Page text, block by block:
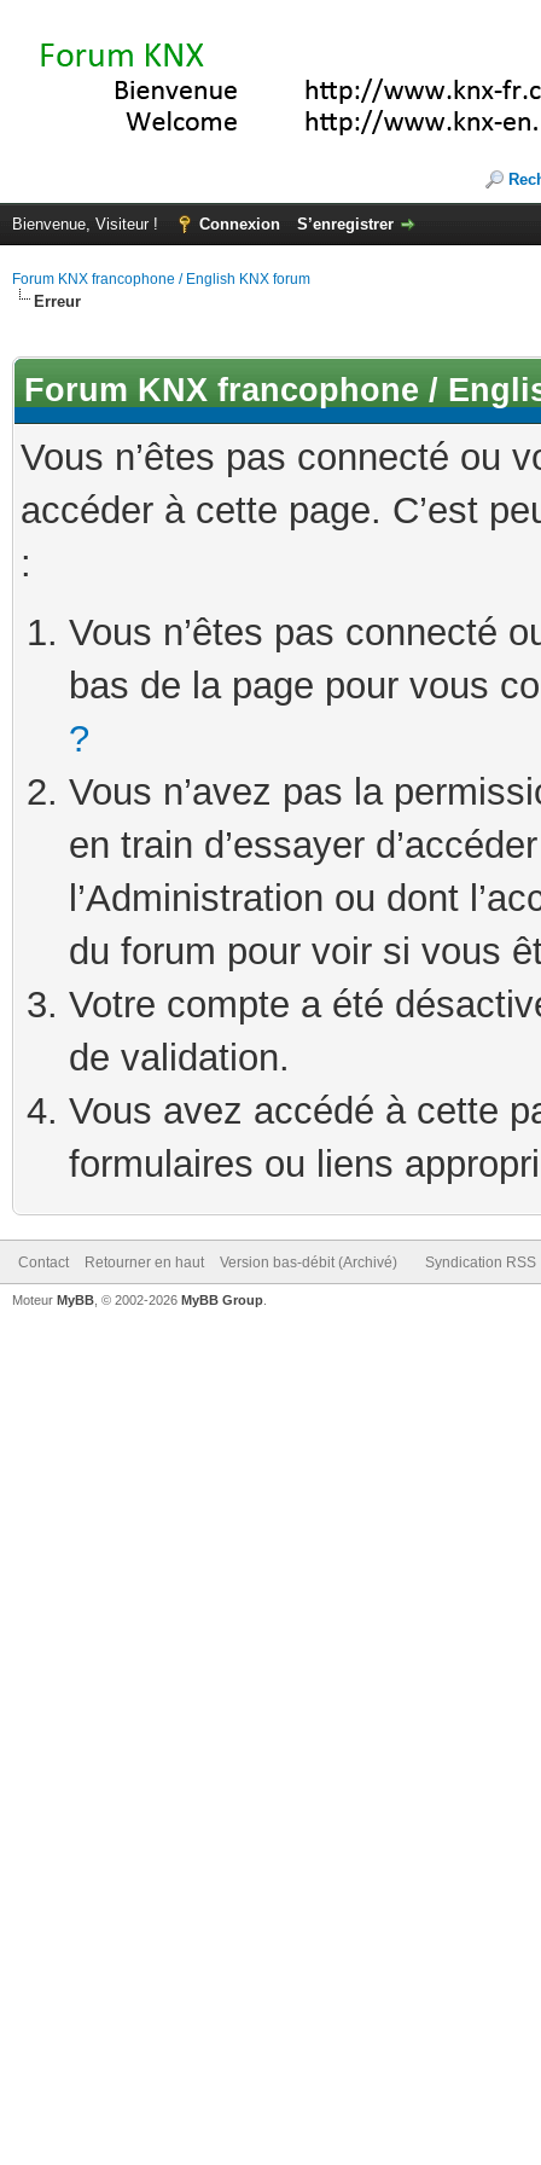
Bienvenue, Visiteur ! Connexion S’enregistrer
Forum KNX francophone / English KNX forum
Erreur
Forum KNX francophone /
Vous n’êtes pas connecté ou
accéder à cette page. C’est
:
Vous n’êtes pas connecté
bas de la page pour vous
?
Vous n’avez pas la
en train d’essayer
l’Administration ou dont
du forum pour voir si vous
Votre compte a été
de validation.
Vous avez accédé à cette
formulaires ou liens
Contact Retourner en haut Version bas-débit (Archivé) Syndication RSS
Moteur MyBB , © 2002-2026 MyBB Group